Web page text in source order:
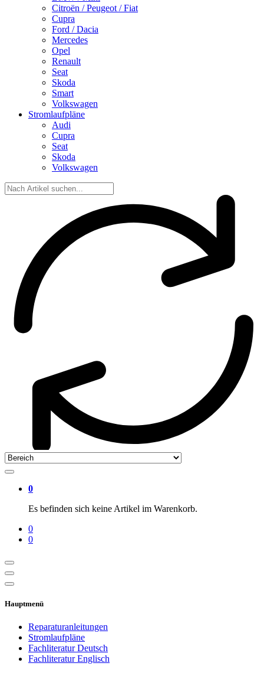
Citroën / Peugeot / Fiat
Cupra
Ford / Dacia
Mercedes
Opel
Renault
Seat
Skoda
Smart
Volkswagen
Stromlaufpläne
Audi
Cupra
Seat
Skoda
Volkswagen
0
Es befinden sich keine Artikel im Warenkorb.
0
0
Hauptmenü
Reparaturanleitungen
Stromlaufpläne
Fachliteratur Deutsch
Fachliteratur Englisch